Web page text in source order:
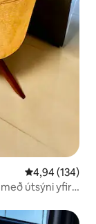
4,94 af 5 í
4,94 (134)
útsýni yfir